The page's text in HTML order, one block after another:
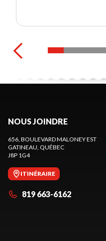
NOUS JOINDRE
656, BOULEVARD MALONEY EST
GATINEAU, QUÉBEC
J8P 1G4
ITINÉRAIRE
819 663-6162